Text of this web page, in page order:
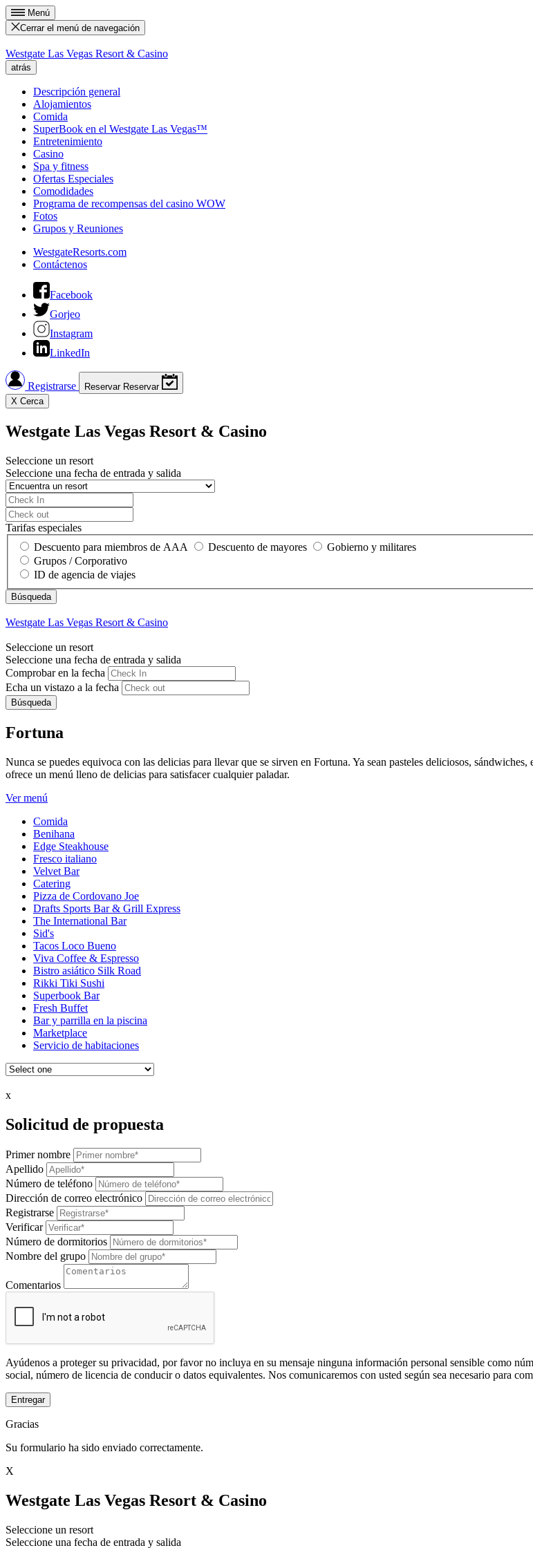
Menú
Cerrar el menú de navegación
Westgate Las Vegas Resort & Casino
atrás
Descripción general
Alojamientos
Comida
SuperBook en el Westgate Las Vegas™
Entretenimiento
Casino
Spa y fitness
Ofertas Especiales
Comodidades
Programa de recompensas del casino WOW
Fotos
Grupos y Reuniones
WestgateResorts.com
Contáctenos
Facebook
Gorjeo
Instagram
LinkedIn
Registrarse Reservar Reservar
X Cerca
Westgate Las Vegas Resort & Casino
Seleccione un resort
Seleccione una fecha de entrada y salida
Tarifas especiales
Descuento para miembros de AAA
Descuento de mayores
Gobierno y militares
Grupos / Corporativo
ID de agencia de viajes
Westgate Las Vegas Resort & Casino
Seleccione un resort
Seleccione una fecha de entrada y salida
Comprobar en la fecha
Echa un vistazo a la fecha
Búsqueda
Fortuna
Nunca se puedes equivoca con las delicias para llevar que se sirven en Fortuna. Ya sean pasteles deliciosos,
ofrece un menú lleno de delicias para satisfacer cualquier paladar.
Ver menú
Comida
Benihana
Edge Steakhouse
Fresco italiano
Velvet Bar
Catering
Pizza de Cordovano Joe
Drafts Sports Bar & Grill Express
The International Bar
Sid's
Tacos Loco Bueno
Viva Coffee & Espresso
Bistro asiático Silk Road
Rikki Tiki Sushi
Superbook Bar
Fresh Buffet
Bar y parrilla en la piscina
Marketplace
Servicio de habitaciones
x
Solicitud de propuesta
Primer nombre
Apellido
Número de teléfono
Dirección de correo electrónico
Registrarse
Verificar
Número de dormitorios
Nombre del grupo
Comentarios
Ayúdenos a proteger su privacidad, por favor no incluya en su mensaje ninguna información personal sensible como
social, número de licencia de conducir o datos equivalentes. Nos comunicaremos con usted según sea necesario para
Entregar
Gracias
Su formulario ha sido enviado correctamente.
X
Westgate Las Vegas Resort & Casino
Seleccione un resort
Seleccione una fecha de entrada y salida